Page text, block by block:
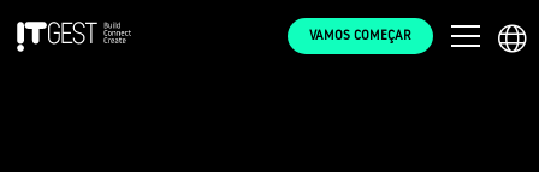
VAMOS COMEÇAR